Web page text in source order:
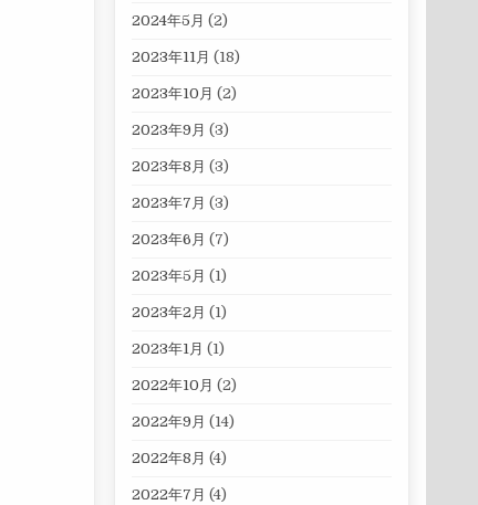
2024年5月 (2)
2023年11月 (18)
2023年10月 (2)
2023年9月 (3)
2023年8月 (3)
2023年7月 (3)
2023年6月 (7)
2023年5月 (1)
2023年2月 (1)
2023年1月 (1)
2022年10月 (2)
2022年9月 (14)
2022年8月 (4)
2022年7月 (4)